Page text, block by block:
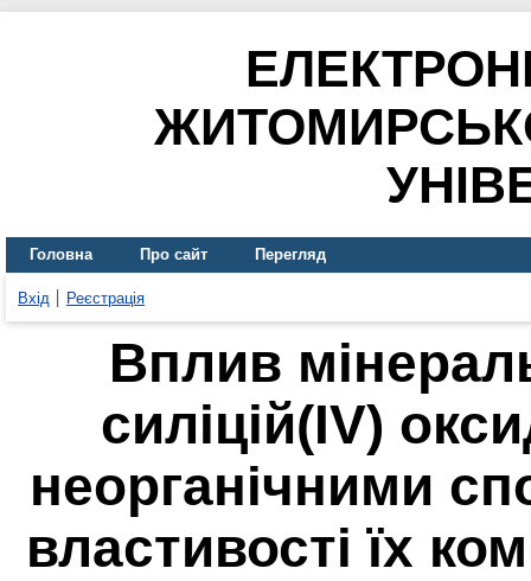
Головна Про сайт Перегляд
Вхід Реєстрація
Вплив
силіцій(IV)
неорганічними
властивості їх